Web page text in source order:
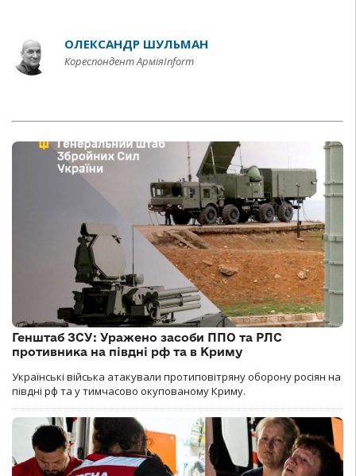
ОЛЕКСАНДР ШУЛЬМАН
Кореспондент АрміяInform
Генштаб ЗСУ: Уражено засоби ППО та РЛС
противника на півдні рф та в Криму
Українські війська атакували протиповітряну оборону росіян на
півдні рф та у тимчасово окупованому Криму.